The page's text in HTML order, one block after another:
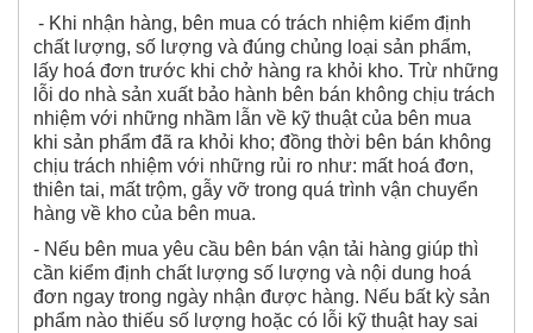
- Khi nhận hàng, bên mua có trách nhiệm kiểm định
chất lượng, số lượng và đúng chủng loại sản phẩm,
lấy hoá đơn trước khi chở hàng ra khỏi kho. Trừ những
lỗi do nhà sản xuất bảo hành bên bán không chịu trách
nhiệm với những nhầm lẫn về kỹ thuật của bên mua
khi sản phẩm đã ra khỏi kho; đồng thời bên bán không
chịu trách nhiệm với những rủi ro như: mất hoá đơn,
thiên tai, mất trộm, gẫy vỡ trong quá trình vận chuyển
hàng về kho của bên mua.
- Nếu bên mua yêu cầu bên bán vận tải hàng giúp thì
cần kiểm định chất lượng số lượng và nội dung hoá
đơn ngay trong ngày nhận được hàng. Nếu bất kỳ sản
phẩm nào thiếu số lượng hoặc có lỗi kỹ thuật hay sai